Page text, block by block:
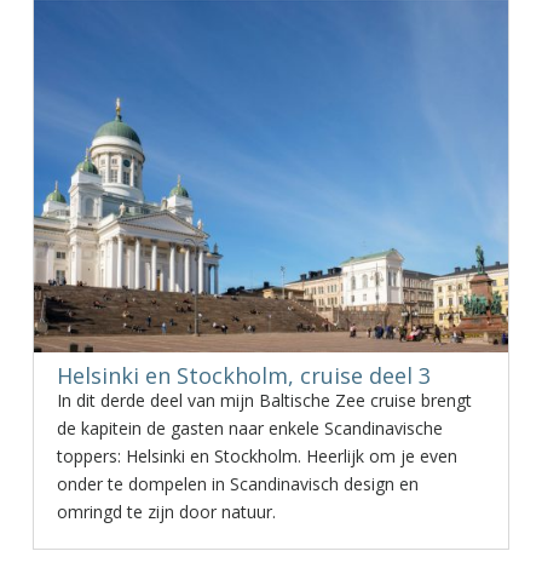
Helsinki en Stockholm, cruise deel 3
In dit derde deel van mijn Baltische Zee cruise brengt
de kapitein de gasten naar enkele Scandinavische
toppers: Helsinki en Stockholm. Heerlijk om je even
onder te dompelen in Scandinavisch design en
omringd te zijn door natuur.